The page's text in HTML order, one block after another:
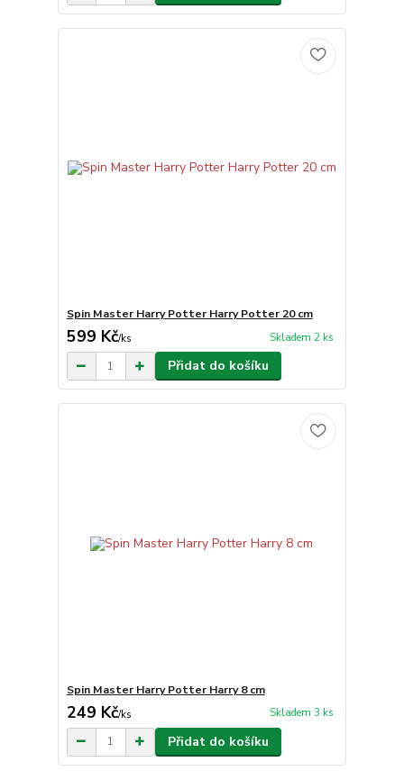
Spin Master Harry Potter Harry Potter 20 cm
599 Kč/ks Skladem 2 ks
Přidat do košíku
Spin Master Harry Potter Harry 8 cm
249 Kč/ks Skladem 3 ks
Přidat do košíku